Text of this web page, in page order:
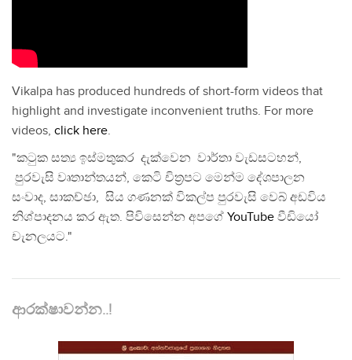
Vikalpa has produced hundreds of short-form videos that
highlight and investigate inconvenient truths. For more
videos, click here.
"කටුක සත්‍ය ඉස්මතුකර දැක්වෙන වාර්තා වැඩසටහන්,
පුරවැසි වෘතාන්තයන්, කෙටි චිත්‍රපට මෙන්ම දේශපාලන
සංවාද, සාකච්ඡා, සිය ගණනක් විකල්ප පුරවැසි වෙබ් අඩවිය
නිශ්පාදනය කර ඇත. පිවිසෙන්න අපගේ YouTube වීඩියෝ
චැනලයට."
ආරක්ෂාවන්න..!